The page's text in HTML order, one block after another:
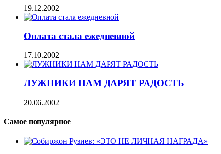
19.12.2002
Оплата стала ежедневной
17.10.2002
ЛУЖНИКИ НАМ ДАРЯТ РАДОСТЬ
20.06.2002
Самое популярное